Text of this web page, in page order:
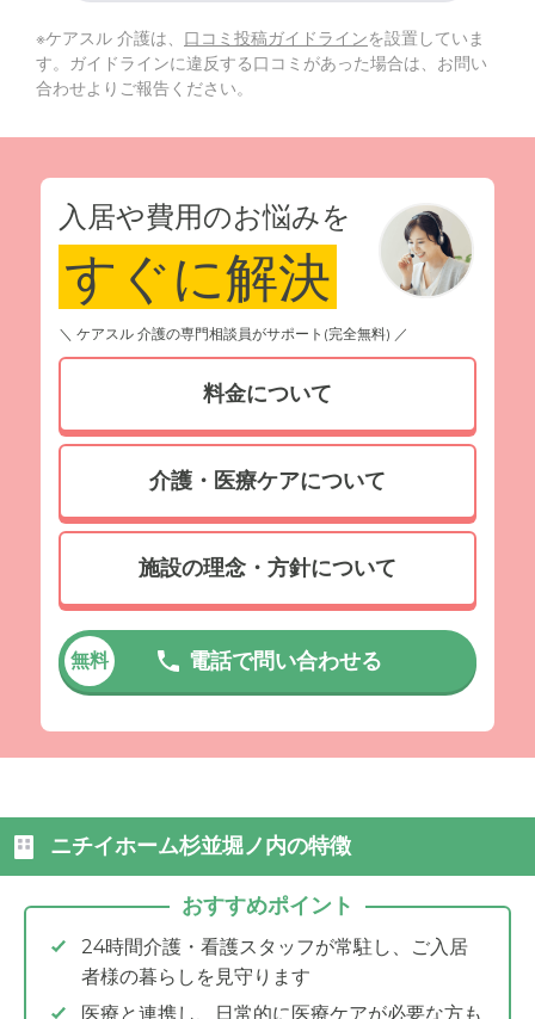
※ケアスル 介護は、 口コミ投稿ガイドラインを設置していま
す。ガイドラインに違反する口コミがあった場合は、お問い
合わせよりご報告ください。
入居や費用のお悩みを
すぐに解決
＼ ケアスル 介護の専門相談員がサポート(完全無料) ／
料金について
介護・医療ケアについて
施設の理念・方針について
無料 電話で問い合わせる
ニチイホーム杉並堀ノ内の特徴
おすすめポイント
24時間介護・看護スタッフが常駐し、ご入居
者様の暮らしを見守ります
医療と連携し、日常的に医療ケアが必要な方も